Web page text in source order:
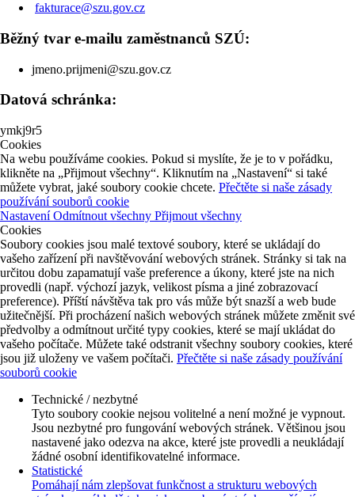
fakturace@szu.gov.cz
Běžný tvar e-mailu zaměstnanců SZÚ:
jmeno.prijmeni@szu.gov.cz
Datová schránka:
ymkj9r5
Cookies
Na webu používáme cookies. Pokud si myslíte, že je to v pořádku,
klikněte na „Přijmout všechny“. Kliknutím na „Nastavení“ si také
můžete vybrat, jaké soubory cookie chcete. Přečtěte si naše zásady
používání souborů cookie
NastaveníOdmítnout všechny Přijmout všechny
Cookies
Soubory cookies jsou malé textové soubory, které se ukládají do
vašeho zařízení při navštěvování webových stránek. Stránky si tak na
určitou dobu zapamatují vaše preference a úkony, které jste na nich
provedli (např. výchozí jazyk, velikost písma a jiné zobrazovací
preference). Příští návštěva tak pro vás může být snazší a web bude
užitečnější. Při procházení našich webových stránek můžete změnit své
předvolby a odmítnout určité typy cookies, které se mají ukládat do
vašeho počítače. Můžete také odstranit všechny soubory cookies, které
jsou již uloženy ve vašem počítači. Přečtěte si naše zásady používání
souborů cookie
Technické / nezbytné
Tyto soubory cookie nejsou volitelné a není možné je vypnout.
Jsou nezbytné pro fungování webových stránek. Většinou jsou
nastavené jako odezva na akce, které jste provedli a neukládají
žádné osobní identifikovatelné informace.
Statistické
Pomáhají nám zlepšovat funkčnost a strukturu webových